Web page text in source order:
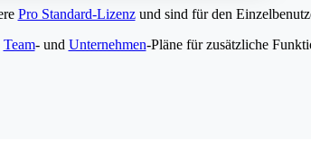
Pro Standard-Lizenzund sind für den
Team- und Unternehmen-Pläne für zusätzliche